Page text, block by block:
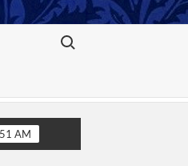
Search for:
bilasizmi
AM